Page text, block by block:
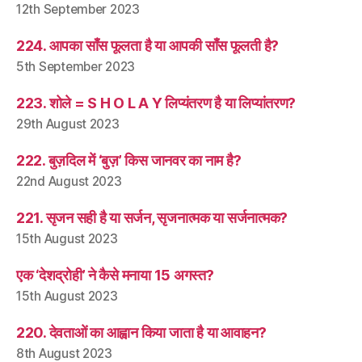
12th September 2023
224. आपका साँस फूलता है या आपकी साँस फूलती है?
5th September 2023
223. शोले = S H O L A Y लिप्यंतरण है या लिप्यांतरण?
29th August 2023
222. बुज़दिल में ‘बुज़’ किस जानवर का नाम है?
22nd August 2023
221. सृजन सही है या सर्जन, सृजनात्मक या सर्जनात्मक?
15th August 2023
एक ‘देशद्रोही’ ने कैसे मनाया 15 अगस्त?
15th August 2023
220. देवताओं का आह्वान किया जाता है या आवाहन?
8th August 2023